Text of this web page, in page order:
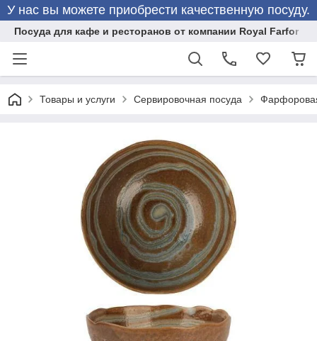
У нас вы можете приобрести качественную посуду.
Посуда для кафе и ресторанов от компании Royal Farfor
Товары и услуги Сервировочная посуда